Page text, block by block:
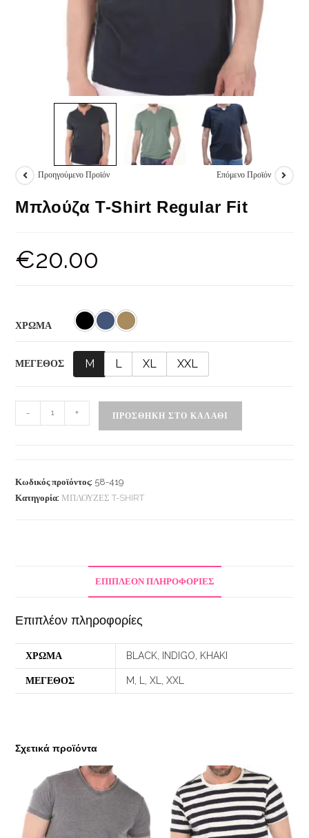
Προηγούμενο Προϊόν Επόμενο Προϊόν
Μπλούζα T-Shirt Regular Fit
€20.00
ΧΡΩΜΑ
ΜΕΓΕΘΟΣ M L XL XXL
- + ΠΡΟΣΘΉΚΗ ΣΤΟ ΚΑΛΆΘΙ
Κωδικός προϊόντος: 58-419
Κατηγορία: ΜΠΛΟΥΖΕΣ T-SHIRT
ΕΠΙΠΛΈΟΝ ΠΛΗΡΟΦΟΡΊΕΣ
Επιπλέον πληροφορίες
ΧΡΩΜΑ BLACK, INDIGO, KHAKI
ΜΕΓΕΘΟΣ M, L, XL, XXL
Σχετικά προϊόντα